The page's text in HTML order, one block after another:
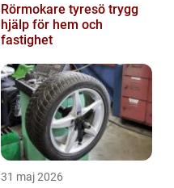
Rörmokare tyresö trygg
hjälp för hem och
fastighet
31 maj 2026